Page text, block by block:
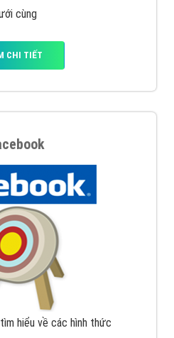
cùng
CHI TIẾT
hiểu về các hình thức